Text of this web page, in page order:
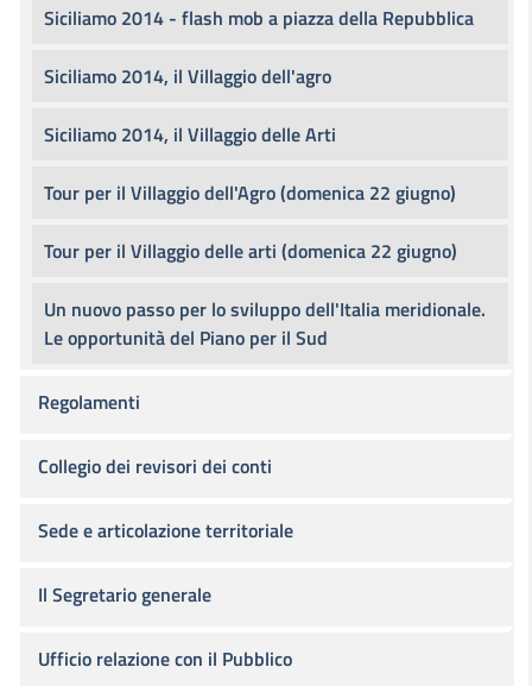
Siciliamo 2014 - flash mob a piazza della Repubblica
Siciliamo 2014, il Villaggio dell'agro
Siciliamo 2014, il Villaggio delle Arti
Tour per il Villaggio dell'Agro (domenica 22 giugno)
Tour per il Villaggio delle arti (domenica 22 giugno)
Un nuovo passo per lo sviluppo dell'Italia meridionale.
Le opportunità del Piano per il Sud
Regolamenti
Collegio dei revisori dei conti
Sede e articolazione territoriale
Il Segretario generale
Ufficio relazione con il Pubblico